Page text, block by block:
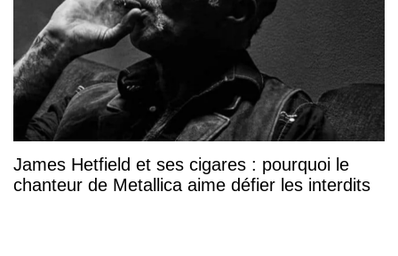
James Hetfield et ses cigares : pourquoi le
chanteur de Metallica aime défier les interdits